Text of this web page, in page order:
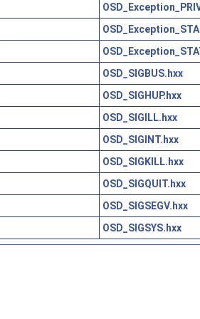
OSD_SIGBUS.hxx
OSD_SIGHUP.hxx
OSD_SIGILL.hxx
OSD_SIGINT.hxx
OSD_SIGKILL.hxx
OSD_SIGQUIT.hxx
OSD_SIGSEGV.hxx
OSD_SIGSYS.hxx